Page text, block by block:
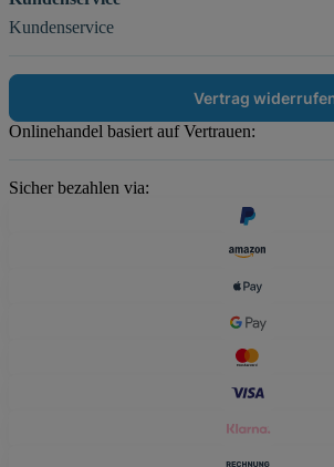
Kundenservice
Vertrag
Onlinehandel basiert auf Vertrauen:
Sicher bezahlen via: